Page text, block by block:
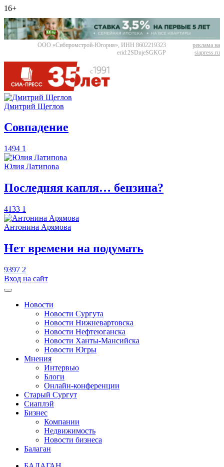
16+
ООО «Сибпромстрой-Югория», ИНН 8602219323
erid:2SDnjeSGKGP
реклама на
siapress.ru
Дмитрий Щеглов
​Совпадение
1494 1
Юлия Латипова
​Последняя капля… бензина?
4133 1
Антонина Арямова
​Нет времени на подумать
9397 2
Вход на сайт
Новости
Новости Сургута
Новости Нижневартовска
Новости Нефтеюганска
Новости Ханты-Мансийска
Новости Югры
Мнения
Интервью
Блоги
Онлайн-конференции
Старый Сургут
Сиаплэй
Бизнес
Компании
Недвижимость
Новости бизнеса
Балаган